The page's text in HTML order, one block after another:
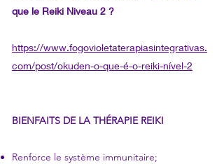
que le Reiki Niveau 2 ?
https://www.fogovioletaterapiasintegrativas.
com/post/okuden-o-que-é-o-reiki-nível-2
BIENFAITS DE LA THÉRAPIE REIKI
Renforce le système immunitaire;